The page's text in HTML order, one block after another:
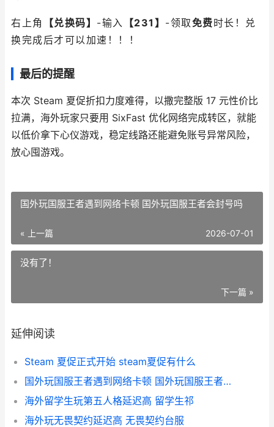
右上角 【兑换码】 -输入 【231】 -领取免费时长！兑
换完成后才可以加速！！！
最后的提醒
本次 Steam 夏促折扣力度难得，以撒完整版 17 元性价比
拉满，海外玩家只要用 SixFast 优化网络完成转区，就能
以低价拿下心仪游戏，稳定线路还能避免账号异常风险，
放心囤游戏。
国外玩国服王者遇到网络卡顿 国外玩国服王者会封号吗
« 上一篇 2026-07-01
没有了！
下一篇 »
延伸阅读
Steam 夏促正式开始 steam夏促有什么
国外玩国服王者遇到网络卡顿 国外玩国服王者会封号吗
海外留学生玩第五人格延迟高 留学生祁
海外玩无畏契约延迟高 无畏契约台服